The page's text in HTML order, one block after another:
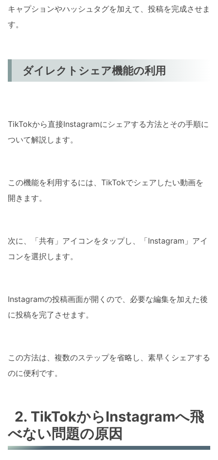
キャプションやハッシュタグを加えて、投稿を完成させま
す。
ダイレクトシェア機能の利用
TikTokから直接Instagramにシェアする方法とその手順に
ついて解説します。
この機能を利用するには、TikTokでシェアしたい動画を
開きます。
次に、「共有」アイコンをタップし、「Instagram」アイ
コンを選択します。
Instagramの投稿画面が開くので、必要な編集を加えた後
に投稿を完了させます。
この方法は、複数のステップを省略し、素早くシェアする
のに便利です。
2. TikTokからInstagramへ飛
べない問題の原因